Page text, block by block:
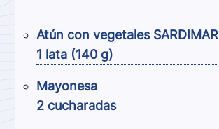
Atún con vegetales SARDIMAR
1 lata (140 g)
Mayonesa
2 cucharadas